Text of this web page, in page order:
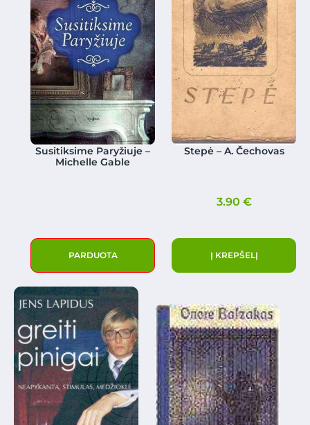
Susitiksime Paryžiuje –
Michelle Gable
PARDUOTA
Stepė – A. Čechovas
3.90 €
Į KREPŠELĮ